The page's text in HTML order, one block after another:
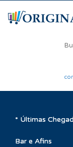
* Últimas
Bar e Afins